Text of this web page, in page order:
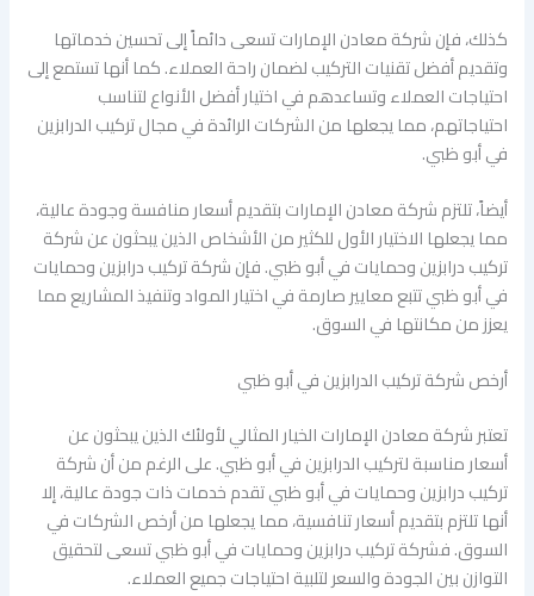
كذلك، فإن شركة معادن الإمارات تسعى دائماً إلى تحسين خدماتها
وتقديم أفضل تقنيات التركيب لضمان راحة العملاء. كما أنها تستمع إلى
احتياجات العملاء وتساعدهم في اختيار أفضل الأنواع لتناسب
احتياجاتهم، مما يجعلها من الشركات الرائدة في مجال تركيب الدرابزين
في أبو ظبي.
أيضاً، تلتزم شركة معادن الإمارات بتقديم أسعار منافسة وجودة عالية،
مما يجعلها الاختيار الأول للكثير من الأشخاص الذين يبحثون عن شركة
تركيب درابزين وحمايات في أبو ظبي. فإن شركة تركيب درابزين وحمايات
في أبو ظبي تتبع معايير صارمة في اختيار المواد وتنفيذ المشاريع مما
يعزز من مكانتها في السوق.
أرخص شركة تركيب الدرابزين في أبو ظبي
تعتبر شركة معادن الإمارات الخيار المثالي لأولئك الذين يبحثون عن
أسعار مناسبة لتركيب الدرابزين في أبو ظبي. على الرغم من أن شركة
تركيب درابزين وحمايات في أبو ظبي تقدم خدمات ذات جودة عالية، إلا
أنها تلتزم بتقديم أسعار تنافسية، مما يجعلها من أرخص الشركات في
السوق. فشركة تركيب درابزين وحمايات في أبو ظبي تسعى لتحقيق
التوازن بين الجودة والسعر لتلبية احتياجات جميع العملاء.